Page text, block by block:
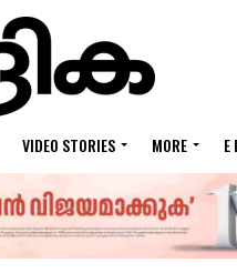
VIDEO STORIES MORE E